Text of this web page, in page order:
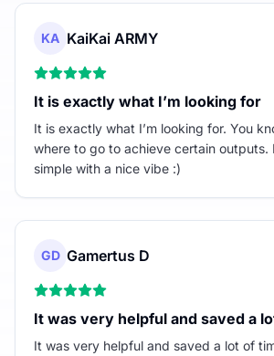
KA KaiKai ARMY
It is exactly what I’m looking for
It is exactly what I’m looking for. You
where to go to achieve certain outputs.
simple with a nice vibe :)
GD Gamertus D
It was very helpful and saved a
It was very helpful and saved a lot of